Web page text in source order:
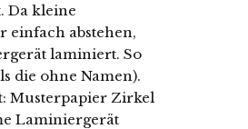
Da kleine
einfach abstehen,
laminiert. So
die ohne Namen).
Musterpapier Zirkel
Laminiergerät